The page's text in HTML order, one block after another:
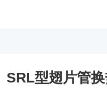
SRL型翅片管